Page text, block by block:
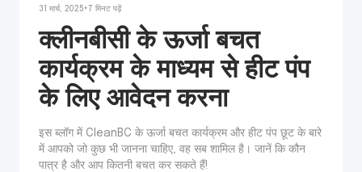
31 मार्च, 2025 • 7 मिनट पढ़ें
क्लीनबीसी के ऊर्जा बचत
कार्यक्रम के माध्यम से हीट पंप
के लिए आवेदन करना
इस ब्लॉग में CleanBC के ऊर्जा बचत कार्यक्रम और हीट पंप छूट के बारे
में आपको जो कुछ भी जानना चाहिए, वह सब शामिल है। जानें कि कौन
पात्र है और आप कितनी बचत कर सकते हैं!